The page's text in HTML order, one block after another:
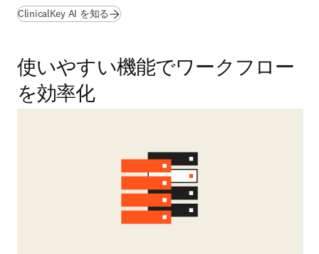
ClinicalKey AI を知る
使いやすい機能でワークフロー
を効率化